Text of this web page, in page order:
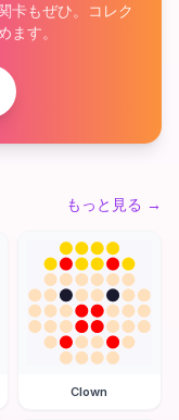
卡もぜひ。コレク
ます。
もっと見る →
Clown